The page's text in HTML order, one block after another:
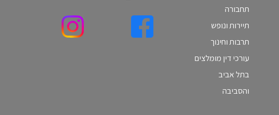
תחבורה
תיירות ונופש
תרבות וחינוך
עורכי דין מומלצים
בתל אביב
והסביבה